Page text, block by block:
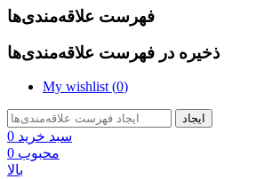
فهرست علاقه‌مندی‌ها
ذخیره در فهرست علاقه‌مندی‌ها
My wishlist (0)
ایجاد
سبد خرید 0
محبوب 0
بالا